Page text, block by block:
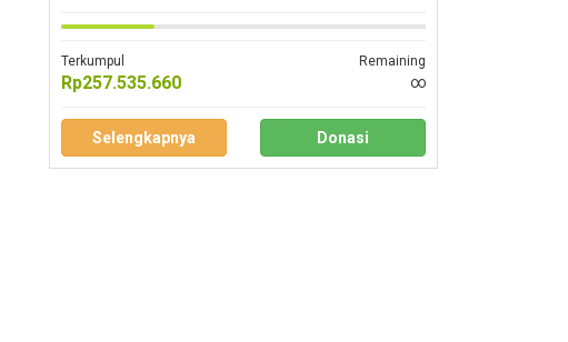
Terkumpul
Rp257.535.660
Remaining
∞
Selengkapnya Donasi